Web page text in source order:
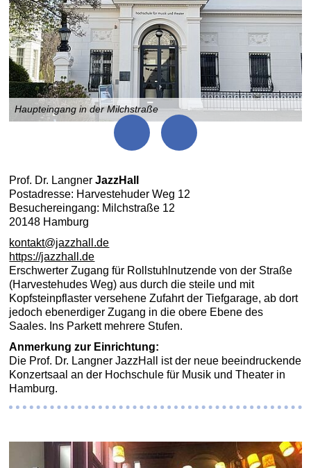
Haupteingang in der Milchstraße
Prof. Dr. LangnerJazzHall
Postadresse: Harvestehuder Weg 12
Besuchereingang: Milchstraße 12
20148 Hamburg
kontakt@jazzhall.de
https://jazzhall.de
Erschwerter Zugang für Rollstuhlnutzende von der Straße
(Harvestehudes Weg) aus durch die steile und mit
Kopfsteinpflaster versehene Zufahrt der Tiefgarage, ab dort
jedoch ebenerdiger Zugang in die obere Ebene des
Saales. Ins Parkett mehrere Stufen.
Anmerkung zur Einrichtung:
Die Prof. Dr. Langner JazzHall ist der neue beeindruckende
Konzertsaal an der Hochschule für Musik und Theater in
Hamburg.